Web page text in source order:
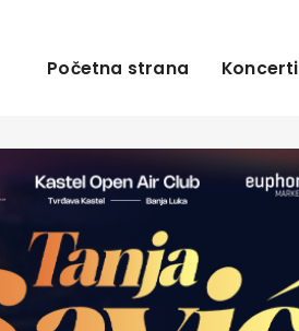
Početna strana Koncerti